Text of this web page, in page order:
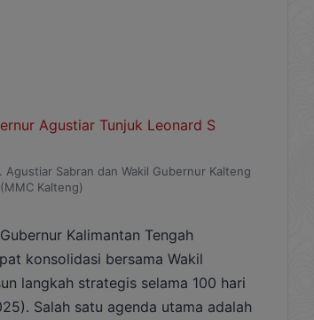
Sabran dan Wakil Gubernur Kalteng
Kalteng)
Kalimantan Tengah
konsolidasi bersama Wakil
langkah strategis selama 100 hari
Salah satu agenda utama adalah